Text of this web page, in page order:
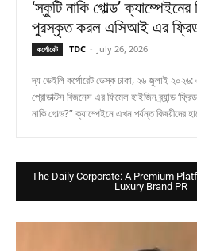
‘স্কুটি নাকি গোল্ড’ ক্যাম্পেইনের
পুরস্কৃত করল এসিআই এর ফ্রিডম
কর্পোরেট TDC - July 26, 2026
দ্য ডেইলি কর্পোরেট ডেস্ক ঢাকা, ২৬ জুলাই ২০২৬: এসিআই হাইজিন
প্রোডাক্টস বিজনেস এর ফিমেল হাইজিন ব্র্যান্ড
নাকি গোল্ড?” ক্যাম্পেইনে এখন পর্যন্ত বিজয়ীদের
The Daily Corporate: A Premium
Luxury Brand PR